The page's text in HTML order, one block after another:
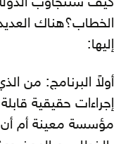
الخطاب؟هناك
إليها:
أولاً البرنامج: من
إجراءات حقيقية
مؤسسة معينة أم